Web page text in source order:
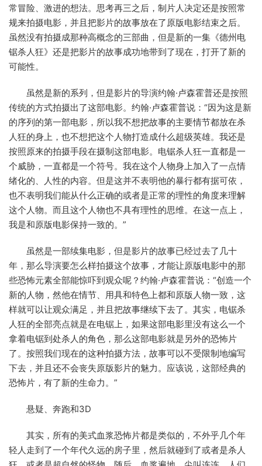
常冒险、激进的想法。思考再三之后，制片人决定还是按照常
规来拍摄电影，并且把影片的故事放在了原版电影结束之后。
虽然没有拍摄成那种高概念的三部曲，但是新的一集《德州电
锯杀人狂》还是把影片的故事成功地带到了现在，打开了新的
可能性。
虽然是新的系列，但是影片的导演约翰·卢森霍普还是按照
传统的方式拍摄出了这部电影。约翰·卢森霍普说：“因为这是新
的序列的第一部电影，所以我不想把故事的主要情节都放在杀
人狂的身上，也不想把这个人物打造成什么超级英雄。我还是
按照原来的拍摄手段在摄制这部电影。电锯杀人狂一直都是一
个威胁，一直都是一个符号。我在这个人物身上加入了一点情
绪化的、人性的内容。但是这并不表明他的暴行都有据可依，
也不表明我们能从什么正确的或者是正常的理性的角度来理解
这个人物。而且这个人物也不具有理性的思维。在这一点上，
我是和原版电影保持一致的。”
虽然是一部续集电影，但是影片的故事已经过去了几十
年，那么导演要怎么样拍摄这个故事，才能让原版电影中的那
些恐怖元素全部能惊吓到观众呢？约翰·卢森霍普说：“创造一个
新的人物，然他在情节、用具和特色上都和原版人物一致，这
样就可以让观众满足，并且把故事继续下去了。其实，电锯杀
人狂的全部亮点就是在电锯上，如果这部电影里没有这么一个
拿着电锯到处杀人的角色，那么这部电影就是另外的恐怖片
了。按照我们现在的这种拍摄方法，故事可以不受限制地编写
下去，并且还不会丧失原版影片的魅力。应该说，这部经典的
恐怖片，有了新的生命力。”
悬疑、奔跑和3D
其实，所有的美式血浆恐怖片都是类似的，不外乎几个年
轻人走到了一个年代久远的房子里，然后就碰到了或者是杀人